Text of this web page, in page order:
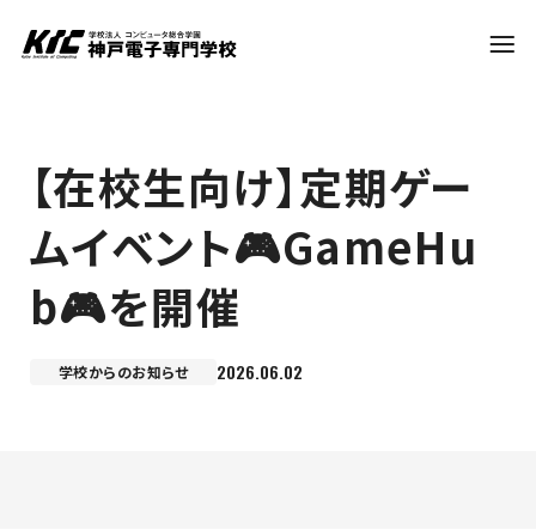
学科・コース
訪問者別
就職・資格
【在校生向け】定期ゲー
ムイベント🎮GameHu
b🎮を開催
学校からのお知らせ 2026.06.02